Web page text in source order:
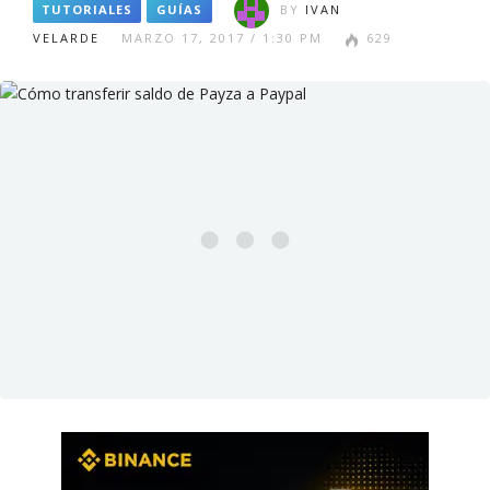
TUTORIALES GUÍAS BY IVAN
VELARDE
MARZO 17, 2017 / 1:30 PM 629